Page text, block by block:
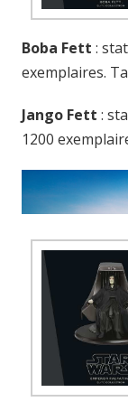
Boba Fett :
exemplaires.
Jango Fett :
1200